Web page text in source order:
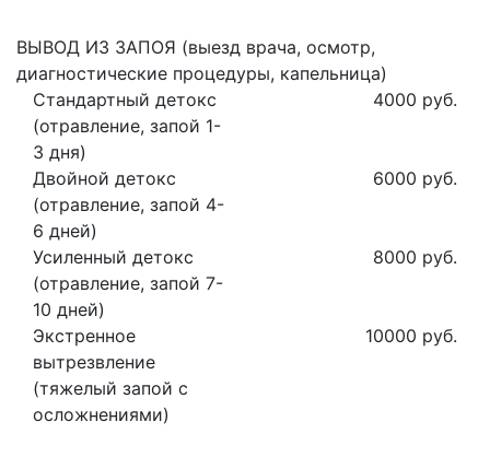
ВЫВОД ИЗ ЗАПОЯ (выезд врача, осмотр,
диагностические процедуры, капельница)
Стандартный детокс
(отравление, запой 1-
3 дня)
4000 руб.
Двойной детокс
(отравление, запой 4-
6 дней)
6000 руб.
Усиленный детокс
(отравление, запой 7-
10 дней)
8000 руб.
Экстренное
вытрезвление
(тяжелый запой с
осложнениями)
10000 руб.